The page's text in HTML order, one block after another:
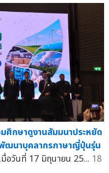
กษาดูงานสัมมนาประหยัด
ฒนาบุคลากรภาษาญี่ปุ่นรุ่น
อวันที่ 17 มิถุนายน 25... 18